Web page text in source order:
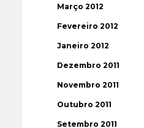
Março 2012
Fevereiro 2012
Janeiro 2012
Dezembro 2011
Novembro 2011
Outubro 2011
Setembro 2011